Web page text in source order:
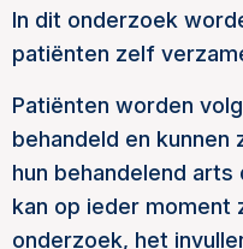
In dit onderzoek
patiënten zelf
Patiënten worden
behandeld en kunnen
hun behandelend
kan op ieder
onderzoek, het